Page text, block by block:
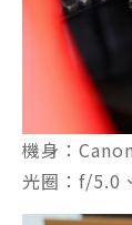
機身：
光圈：f/5.0